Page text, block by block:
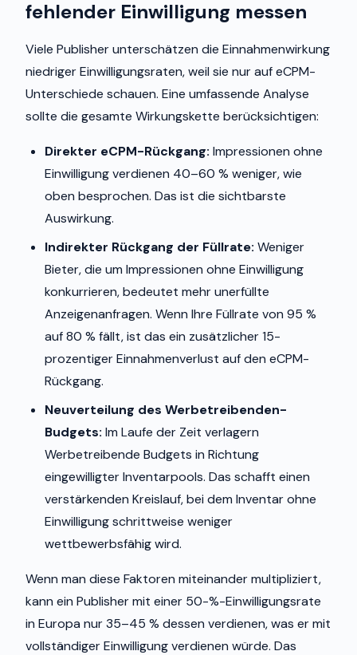
fehlender Einwilligung messen
Viele Publisher unterschätzen die Einnahmenwirkung
niedriger Einwilligungsraten, weil sie nur auf eCPM-
Unterschiede schauen. Eine umfassende Analyse
sollte die gesamte Wirkungskette berücksichtigen:
Direkter eCPM-Rückgang: Impressionen ohne
Einwilligung verdienen 40–60 % weniger, wie
oben besprochen. Das ist die sichtbarste
Auswirkung.
Indirekter Rückgang der Füllrate: Weniger
Bieter, die um Impressionen ohne Einwilligung
konkurrieren, bedeutet mehr unerfüllte
Anzeigenanfragen. Wenn Ihre Füllrate von 95 %
auf 80 % fällt, ist das ein zusätzlicher 15-
prozentiger Einnahmenverlust auf den eCPM-
Rückgang.
Neuverteilung des Werbetreibenden-
Budgets: Im Laufe der Zeit verlagern
Werbetreibende Budgets in Richtung
eingewilligter Inventarpools. Das schafft einen
verstärkenden Kreislauf, bei dem Inventar ohne
Einwilligung schrittweise weniger
wettbewerbsfähig wird.
Wenn man diese Faktoren miteinander multipliziert,
kann ein Publisher mit einer 50-%-Einwilligungsrate
in Europa nur 35–45 % dessen verdienen, was er mit
vollständiger Einwilligung verdienen würde. Das